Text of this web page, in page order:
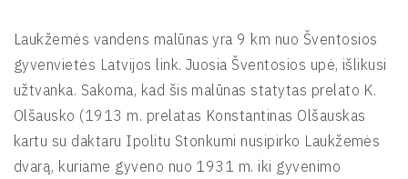
Laukžemės vandens malūnas yra 9 km nuo Šventosios
gyvenvietės Latvijos link. Juosia Šventosios upė, išlikusi
užtvanka. Sakoma, kad šis malūnas statytas prelato K.
Olšausko (1913 m. prelatas Konstantinas Olšauskas
kartu su daktaru Ipolitu Stonkumi nusipirko Laukžemės
dvarą, kuriame gyveno nuo 1931 m. iki gyvenimo